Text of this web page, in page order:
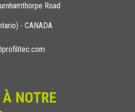
Road
- CANADA
NOTRE